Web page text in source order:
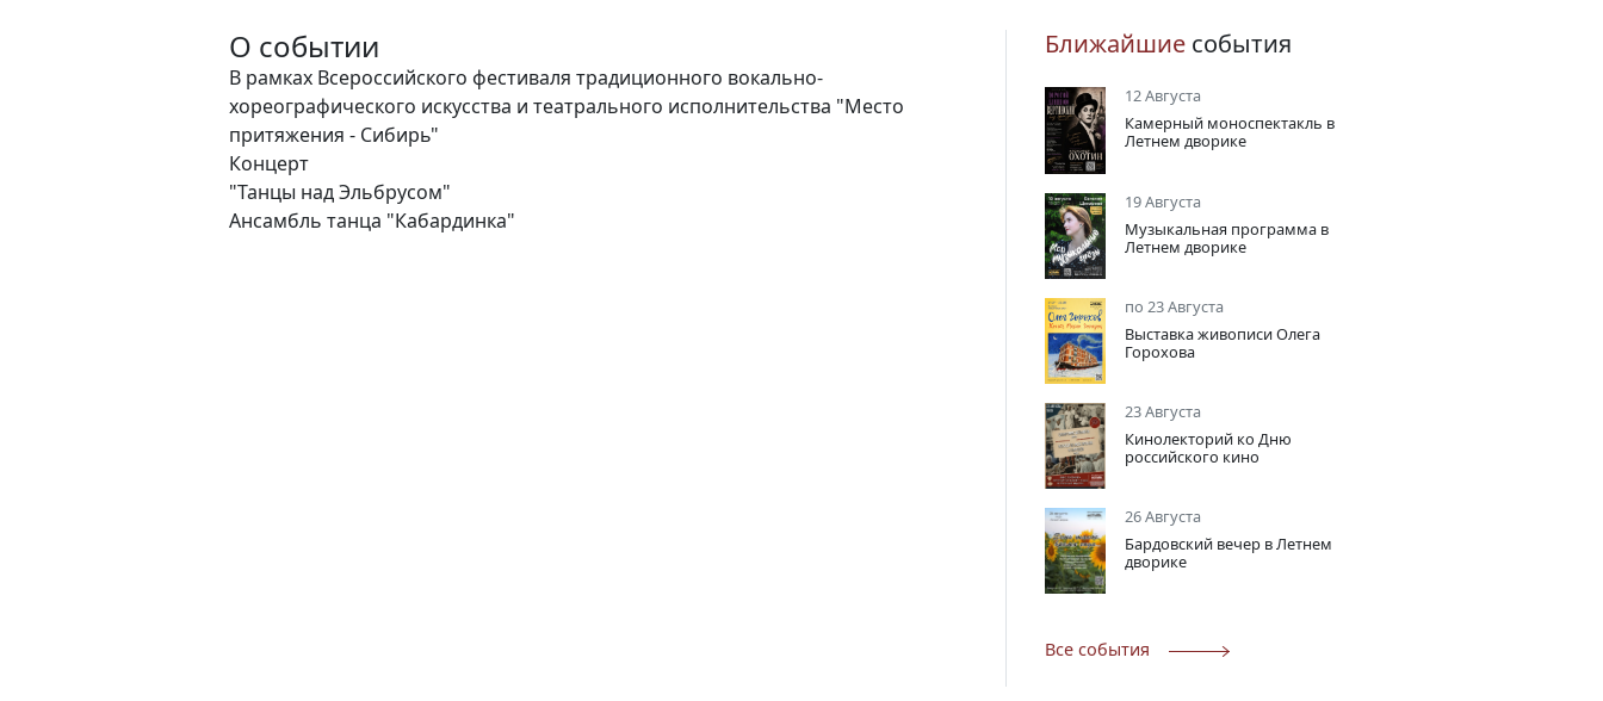
О событии
В рамках Всероссийского фестиваля традиционного вокально-
хореографического искусства и театрального исполнительства "Место
притяжения - Сибирь"
Концерт
"Танцы над Эльбрусом"
Ансамбль танца "Кабардинка"
Ближайшие события
12 Августа
Камерный моноспектакль в
Летнем дворике
19 Августа
Музыкальная программа в
Летнем дворике
по 23 Августа
Выставка живописи Олега
Горохова
23 Августа
Кинолекторий ко Дню
российского кино
26 Августа
Бардовский вечер в Летнем
дворике
Все события